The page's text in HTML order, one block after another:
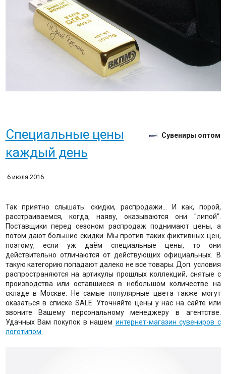
Специальные цены
каждый день
Сувениры оптом
6 июля 2016
Так приятно слышать: скидки, распродажи... И как, порой,
расстраиваемся, когда, наяву, оказываются они "липой".
Поставщики перед сезоном распродаж поднимают цены, а
потом дают большие скидки. Мы против таких фиктивных цен,
поэтому, если уж даём специальные цены, то они
действительно отличаются от действующих официальных. В
такую категорию попадают далеко не все товары. Доп. условия
распространяются на артикулы прошлых коллекций, снятые с
производства или оставшиеся в небольшом количестве на
складе в Москве. Не самые популярные цвета также могут
оказаться в списке SALE. Уточняйте цены у нас на сайте или
звоните Вашему персональному менеджеру в агентстве.
Удачных Вам покупок в нашем интернет-магазин сувениров с
логотипом.